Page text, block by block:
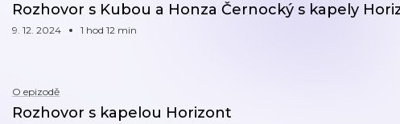
Rozhovor s Kubou a Honza Černocký s kapely
9. 12. 2024 1 hod 12 min
O epizodě
Rozhovor s kapelou Horizont